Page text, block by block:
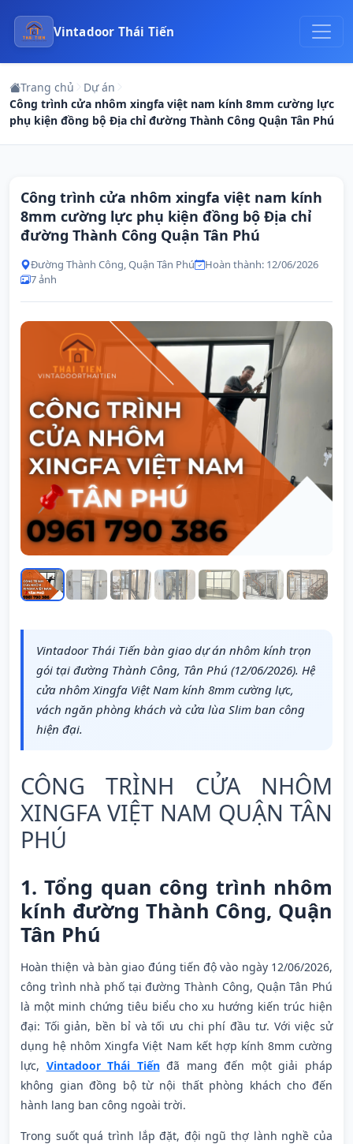
Vintadoor Thái Tiến
Trang chủ
Dự án
Công trình cửa nhôm xingfa việt nam kính 8mm cường lực
phụ kiện đồng bộ Địa chỉ đường Thành Công Quận Tân Phú
Công trình cửa nhôm xingfa việt nam kính
8mm cường lực phụ kiện đồng bộ Địa chỉ
đường Thành Công Quận Tân Phú
Đường Thành Công, Quận Tân Phú
Hoàn thành: 12/06/2026
7 ảnh
Vintadoor Thái Tiến bàn giao dự án nhôm kính trọn
gói tại đường Thành Công, Tân Phú (12/06/2026). Hệ
cửa nhôm Xingfa Việt Nam kính 8mm cường lực,
vách ngăn phòng khách và cửa lùa Slim ban công
hiện đại.
CÔNG TRÌNH CỬA NHÔM
XINGFA VIỆT NAM QUẬN TÂN
PHÚ
1. Tổng quan công trình nhôm
kính đường Thành Công, Quận
Tân Phú
Hoàn thiện và bàn giao đúng tiến độ vào ngày 12/06/2026,
công trình nhà phố tại đường Thành Công, Quận Tân Phú
là một minh chứng tiêu biểu cho xu hướng kiến trúc hiện
đại: Tối giản, bền bỉ và tối ưu chi phí đầu tư. Với việc sử
dụng hệ nhôm Xingfa Việt Nam kết hợp kính 8mm cường
lực, Vintadoor Thái Tiếnđã mang đến một giải pháp
không gian đồng bộ từ nội thất phòng khách cho đến
hành lang ban công ngoài trời.
Trong suốt quá trình lắp đặt, đội ngũ thợ lành nghề của